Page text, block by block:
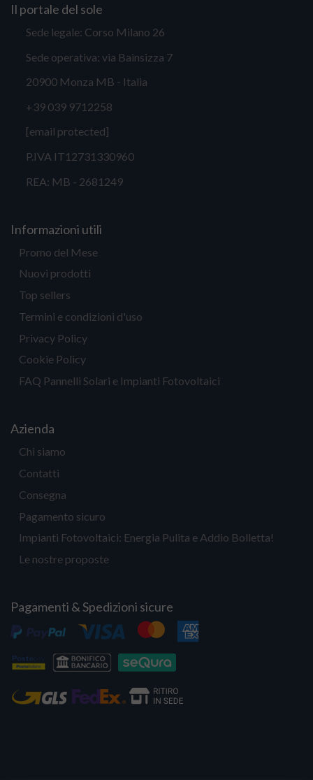
Il portale del sole
Sede legale: Corso Milano 26
Sede operativa: via Bainsizza 7
20900 Monza MB - Italia
+39 039 9712258
[email protected]
P.IVA IT12731330960
REA: MB - 2681249
Informazioni utili
Promo del Mese
Nuovi prodotti
Top sellers
Termini e condizioni d'uso
Privacy Policy
Cookie Policy
FAQ Pannelli Solari e Impianti Fotovoltaici
Azienda
Chi siamo
Contatti
Consegna
Pagamento sicuro
Impianti Fotovoltaici: Energia Pulita e Addio Bolletta!
Le nostre proposte
Pagamenti & Spedizioni sicure